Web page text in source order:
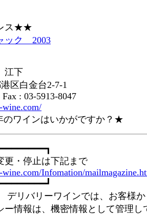
ス★★
ック 2003
江下
区白金台2-7-1
: 03-5913-8047
ワインはいかがですか？★
更・停止は下記まで
Infomation/
デリバリーワインでは、お客様
ー情報は、機密情報として管理し